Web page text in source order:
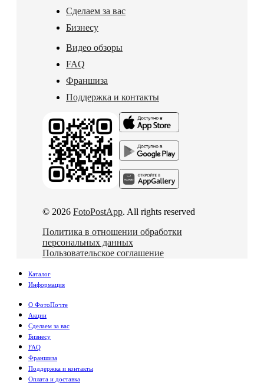
Сделаем за вас
Бизнесу
Видео обзоры
FAQ
Франшиза
Поддержка и контакты
© 2026 FotoPostApp. All rights reserved
Политика в отношении обработки
персональных данных
Пользовательское соглашение
Каталог
Информация
О ФотоПочте
Акции
Сделаем за вас
Бизнесу
FAQ
Франшиза
Поддержка и контакты
Оплата и доставка